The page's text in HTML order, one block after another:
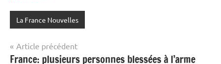
La France Nouvelles
Navigation
Article précédent
France: plusieurs personnes blessées à l’arme